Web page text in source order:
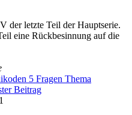
der letzte Teil der Hauptserie.
eine Rückbesinnung auf die
5 Fragen Thema
Beitrag